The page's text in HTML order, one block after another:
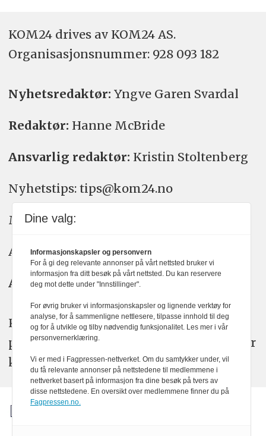
KOM24 drives av KOM24 AS.
Organisasjons­nummer: 928 093 182
Nyhetsredaktør: Yngve Garen Svardal
Redaktør: Hanne McBride
Ansvarlig redaktør: Kristin Stoltenberg
Nyhetstips: tips@kom24.no
Meninger: meninger@kom24.no
Annonse: annonse@watchmedia.no
Abonnement:kom24@watchmedia.no
KOM24 arbeider etter Vær Varsom-
plakatens regler for god presseskikk. Her
kan du lese mer omPFUsarbeid.
Dine valg:
Informasjonskapsler og personvern
For å gi deg relevante annonser på vårt nettsted bruker vi
informasjon fra ditt besøk på vårt nettsted. Du kan reservere
deg mot dette under "Innstillinger".
For øvrig bruker vi informasjonskapsler og lignende verktøy for
analyse, for å sammenligne nettlesere, tilpasse innhold til deg
og for å utvikle og tilby nødvendig funksjonalitet. Les mer i vår
personvernerklæring.
Vi er med i Fagpressen-nettverket. Om du samtykker under, vil
du få relevante annonser på nettstedene til medlemmene i
nettverket basert på informasjon fra dine besøk på tvers av
disse nettstedene. En oversikt over medlemmene finner du på
Fagpressen.no.